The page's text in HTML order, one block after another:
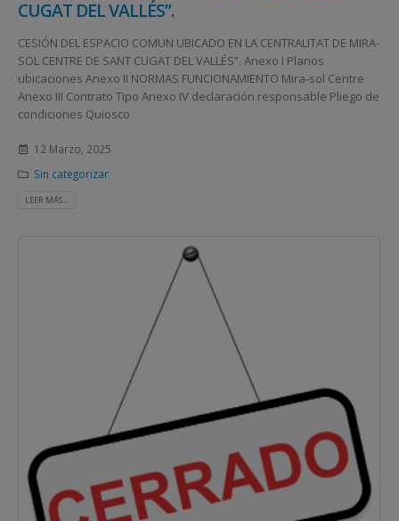
CUGAT DEL VALLÉS”.
CESIÓN DEL ESPACIO COMUN UBICADO EN LA CENTRALITAT DE MIRA-
SOL CENTRE DE SANT CUGAT DEL VALLÉS”. Anexo I Planos
ubicaciones Anexo II NORMAS FUNCIONAMIENTO Mira-sol Centre
Anexo III Contrato Tipo Anexo IV declaración responsable Pliego de
condiciones Quiosco
12 Marzo, 2025
Sin categorizar
LEER MÁS...